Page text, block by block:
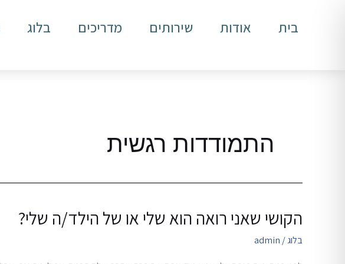
בית אודות שירותים מדריכים בלוג
התמודדות רגשית
הקושי שאני רואה הוא שלי או של הילד/ה שלי?
בלוג/
admin
הקושי
רואה